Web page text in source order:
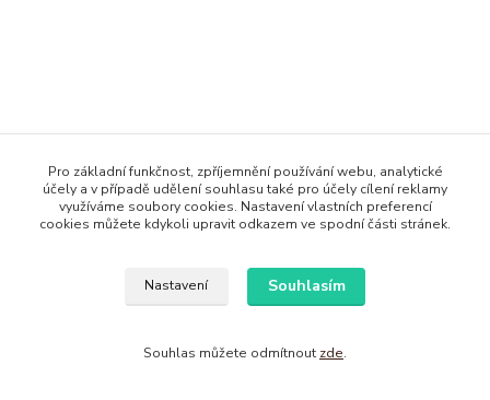
Pro základní funkčnost, zpříjemnění používání webu, analytické
účely a v případě udělení souhlasu také pro účely cílení reklamy
využíváme soubory cookies. Nastavení vlastních preferencí
cookies můžete kdykoli upravit odkazem ve spodní části stránek.
Nastavení Souhlasím
Souhlas můžete odmítnout zde.